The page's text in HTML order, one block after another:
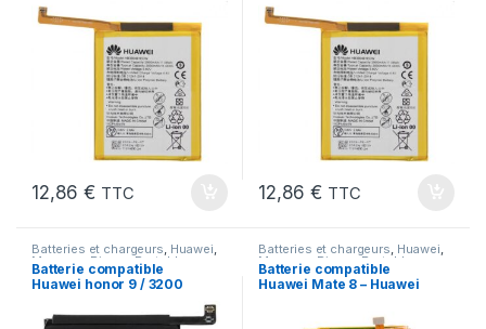
12,86€ TTC 12,86€ TTC
Batteries et chargeurs, Huawei,
Marques Pieces Portable
Batterie compatible
Huawei honor 9 / 3200
HB386280ECW
Batteries et chargeurs, Huawei,
Marques Pieces Portable
Batterie compatible
Huawei Mate 8 – Huawei